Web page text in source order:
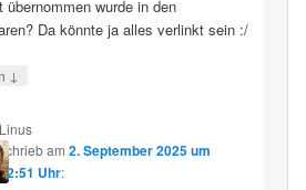
übernommen wurde in den
Da könnte ja alles verlinkt sein :/
↓
Linus
schriebam2. September 2025 um
12:51 Uhr: